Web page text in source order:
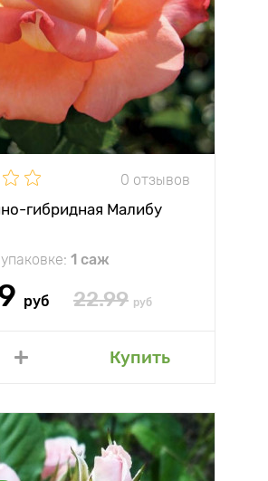
0 отзывов
гибридная Малибу
1 саж
руб 22.99 руб
Купить